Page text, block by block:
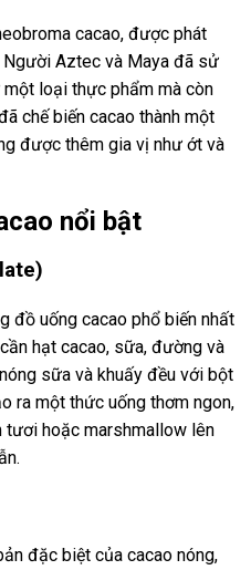
cacao, được phát
Người Aztec và Maya đã sử
loại thực phẩm mà còn
chế biến cacao thành một
được thêm gia vị như ớt và
nổi bật
đồ uống cacao phổ biến nhất
hạt cacao, sữa, đường và
sữa và khuấy đều với bột
ra một thức uống thơm ngon,
tươi hoặc marshmallow lên
đặc biệt của cacao nóng,